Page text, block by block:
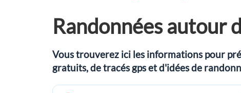
Randonnées autour
Vous trouverez ici les informations pour
gratuits, de tracés gps et d'idées de